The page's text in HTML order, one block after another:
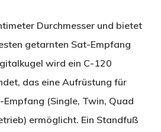
Durchmesser und bietet
getarnten Sat-Empfang
wird ein C-120
das eine Aufrüstung für
(Single, Twin, Quad
ermöglicht. Ein Standfuß